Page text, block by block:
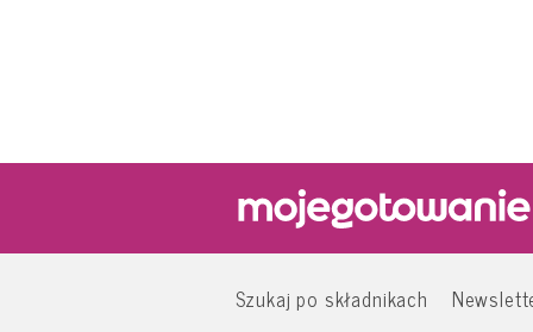
Szukaj po składnikach